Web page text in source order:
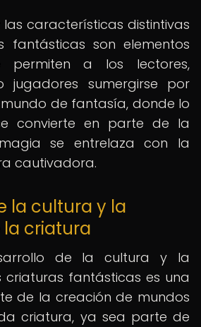
las características distintivas
fantásticas son elementos
permiten a los lectores,
jugadores sumergirse por
de fantasía, donde lo
convierte en parte de la
se entrelaza con la
cautivadora.
la cultura y la
criatura
de la cultura y la
fantásticas es una
de la creación de mundos
criatura, ya sea parte de